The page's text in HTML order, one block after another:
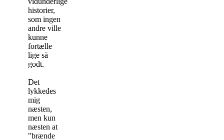
historier,
som ingen
andre ville
kunne
fortælle
lige så
godt.
Det
lykkedes
mig
næsten,
men kun
næsten at
"brænde